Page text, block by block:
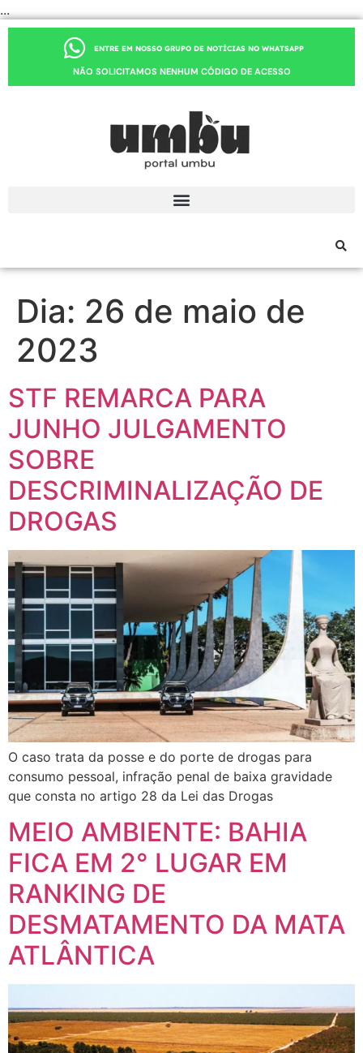
...
ENTRE EM NOSSO GRUPO DE NOTÍCIAS NO WHATSAPP
NÃO SOLICITAMOS NENHUM CÓDIGO DE ACESSO
Dia: 26 de maio de
2023
STF REMARCA PARA
JUNHO JULGAMENTO
SOBRE
DESCRIMINALIZAÇÃO DE
DROGAS
O caso trata da posse e do porte de drogas para
consumo pessoal, infração penal de baixa gravidade
que consta no artigo 28 da Lei das Drogas
MEIO AMBIENTE: BAHIA
FICA EM 2° LUGAR EM
RANKING DE
DESMATAMENTO DA MATA
ATLÂNTICA